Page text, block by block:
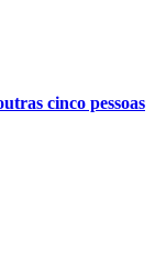
cinco pessoas